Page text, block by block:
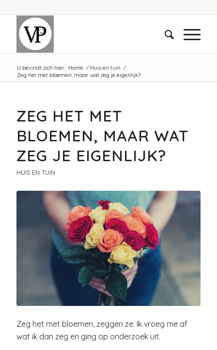
U bevindt zich hier: Home / Huis en tuin /
Zeg het met bloemen, maar wat zeg je eigenlijk?
ZEG HET MET
BLOEMEN, MAAR WAT
ZEG JE EIGENLIJK?
HUIS EN TUIN
Zeg het met bloemen, zeggen ze. Ik vroeg me af
wat ik dan zeg en ging op onderzoek uit.